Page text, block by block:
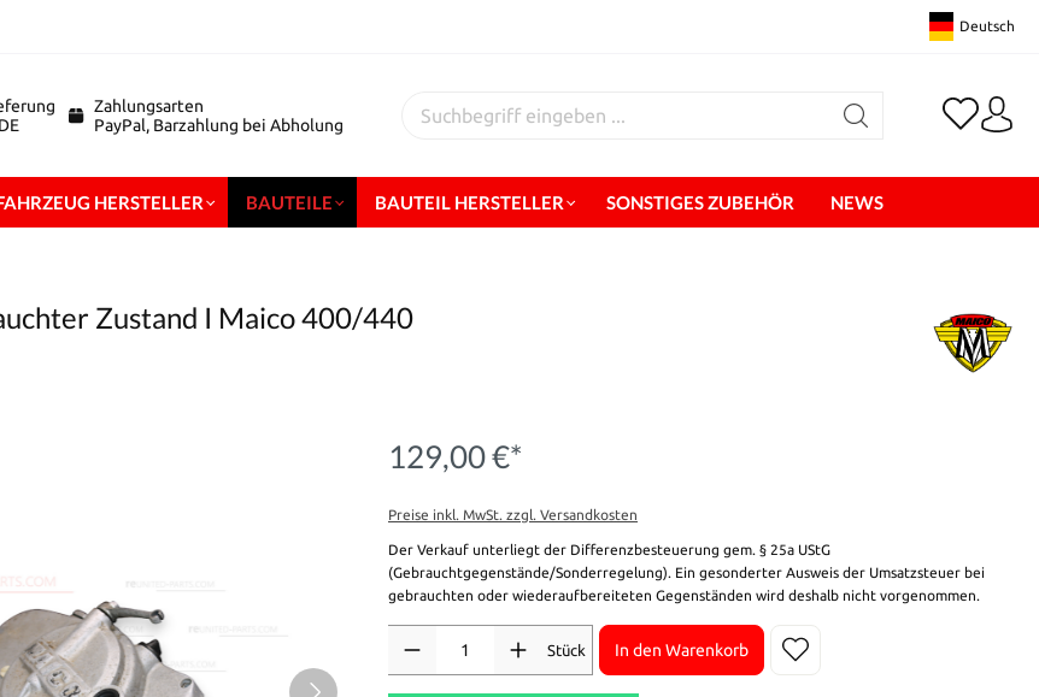
Deutsch
Zahlungsarten
PayPal, Barzahlung bei Abholung
HERSTELLER BAUTEILE BAUTEIL HERSTELLER SONSTIGES ZUBEHÖR NEWS
Zustand I Maico 400/440
129,00 €*
Preise inkl. MwSt. zzgl. Versandkosten
Der Verkauf unterliegt der Differenzbesteuerung gem. § 25a UStG
(Gebrauchtgegenstände/Sonderregelung). Ein gesonderter Ausweis der Umsatzsteuer bei
gebrauchten oder wiederaufbereiteten Gegenständen wird deshalb nicht vorgenommen.
Stück
In den Warenkorb